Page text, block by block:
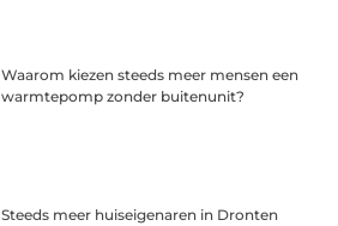
Waarom kiezen steeds meer mensen een
warmtepomp zonder buitenunit?
Steeds meer huiseigenaren in Dronten